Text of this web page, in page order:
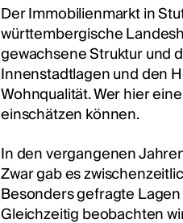
Der Immobilienmarkt in
württembergische
gewachsene Struktur und
Innenstadtlagen und den
Wohnqualität. Wer hier
einschätzen können.
In den vergangenen
Zwar gab es
Besonders gefragte
Gleichzeitig beobachten